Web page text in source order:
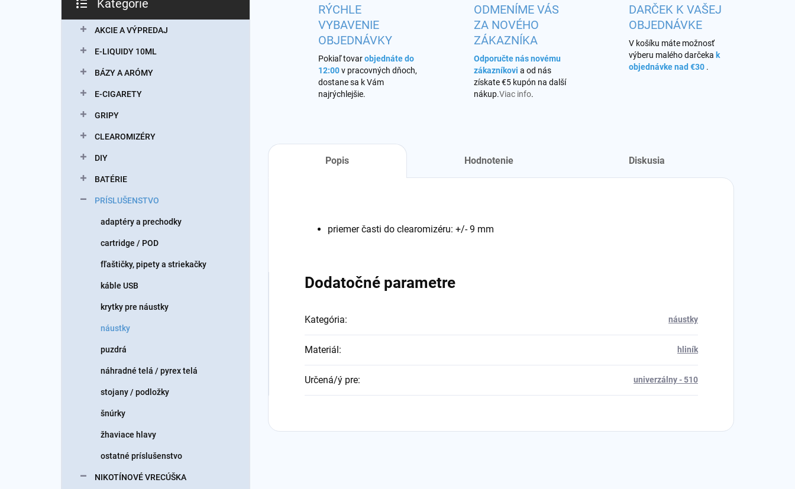
kategórie
Kategórie
AKCIE A VÝPREDAJ
E-LIQUIDY 10ML
BÁZY A ARÓMY
E-CIGARETY
GRIPY
CLEAROMIZÉRY
DIY
BATÉRIE
PRÍSLUŠENSTVO
adaptéry a prechodky
cartridge / POD
fľaštičky, pipety a striekačky
káble USB
krytky pre náustky
náustky
puzdrá
náhradné telá / pyrex telá
stojany / podložky
šnúrky
žhaviace hlavy
ostatné príslušenstvo
NIKOTÍNOVÉ VRECÚŠKA
RÝCHLE
VYBAVENIE
OBJEDNÁVKY
Pokiaľ tovarobjednáte do
12:00v pracovných dňoch,
dostane sa k Vám
najrýchlejšie.
ODMENÍME VÁS
ZA NOVÉHO
ZÁKAZNÍKA
Odporučte nás novému
zákazníkovi a od nás
získate €5 kupón na další
nákup.Viac info.
DARČEK K VAŠEJ
OBJEDNÁVKE
V košíku máte možnosť
výberu malého darčeka k
objednávke nad €30 .
Popis Hodnotenie Diskusia
priemer časti do clearomizéru: +/- 9 mm
Dodatočné parametre
Kategória: náustky
Materiál: hliník
Určená/ý pre: univerzálny - 510